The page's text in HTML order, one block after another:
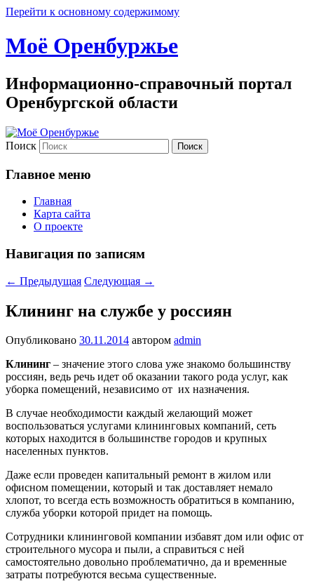
Перейти к основному содержимому
Моё Оренбуржье
Информационно-справочный портал
Оренбургской области
Поиск
Главное меню
Главная
Карта сайта
О проекте
Навигация по записям
← Предыдущая Следующая →
Клининг на службе у россиян
Опубликовано 30.11.2014 автором admin
Клининг – значение этого слова уже знакомо большинству
россиян, ведь речь идет об оказании такого рода услуг, как
уборка помещений, независимо от их назначения.
В случае необходимости каждый желающий может
воспользоваться услугами клининговых компаний, сеть
которых находится в большинстве городов и крупных
населенных пунктов.
Даже если проведен капитальный ремонт в жилом или
офисном помещении, который и так доставляет немало
хлопот, то всегда есть возможность обратиться в компанию,
служба уборки которой придет на помощь.
Сотрудники клининговой компании избавят дом или офис от
строительного мусора и пыли, а справиться с ней
самостоятельно довольно проблематично, да и временные
затраты потребуются весьма существенные.